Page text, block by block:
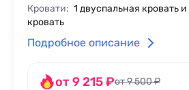
Кровати: 1 двуспальная кровать
кровать
Подробное описание
от 9 215 ₽от 9 500 ₽